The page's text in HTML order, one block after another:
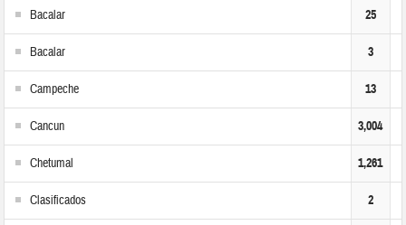
Bacalar 25
Bacalar 3
Campeche 13
Cancun 3,004
Chetumal 1,261
Clasificados 2